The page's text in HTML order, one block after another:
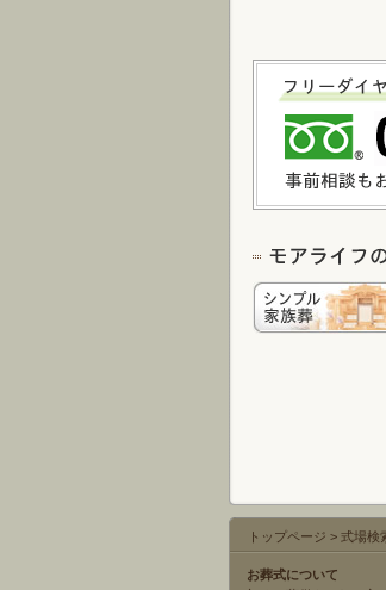
トップページ > 式場検
お葬式について